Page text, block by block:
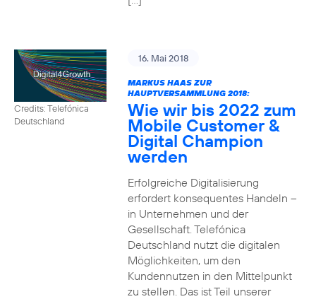
Credits: Telefónica
Deutschland
16. Mai 2018
MARKUS HAAS ZUR
HAUPTVERSAMMLUNG 2018:
Wie wir bis 2022 zum
Mobile Customer &
Digital Champion
werden
Erfolgreiche Digitalisierung
erfordert konsequentes Handeln –
in Unternehmen und der
Gesellschaft. Telefónica
Deutschland nutzt die digitalen
Möglichkeiten, um den
Kundennutzen in den Mittelpunkt
zu stellen. Das ist Teil unserer